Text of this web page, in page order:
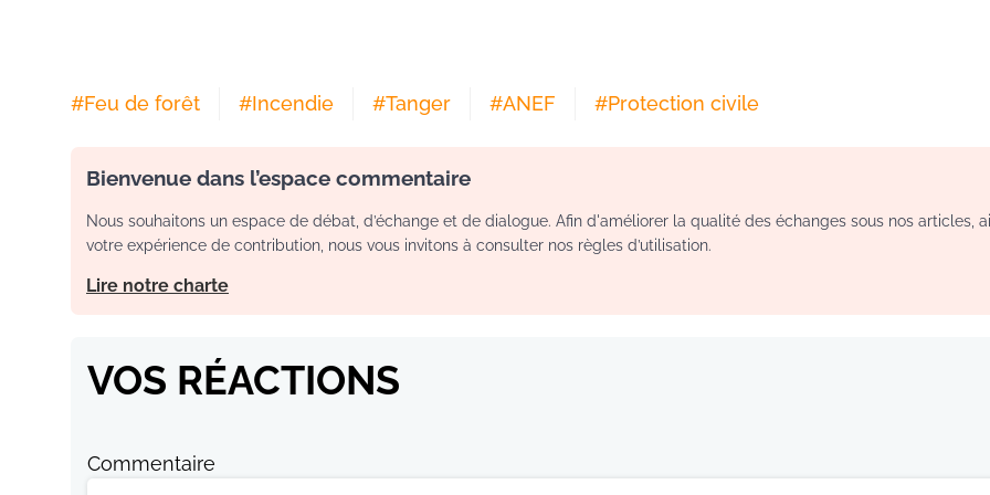
#Feu de forêt #Incendie #Tanger #ANEF #Protection civile
Bienvenue dans l’espace commentaire
Nous souhaitons un espace de débat, d’échange et de dialogue. Afin d'améliorer la qualité des échanges sous nos articles,
votre expérience de contribution, nous vous invitons à consulter nos règles d’utilisation.
Lire notre charte
VOS RÉACTIONS
Commentaire